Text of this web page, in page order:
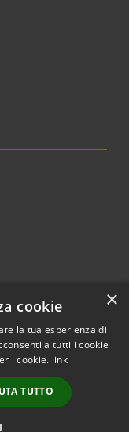
© 2026 • Comune di
Pietore • Powered by
•
Accesso
redazione
×
cookie
la tua esperienza di
a tutti i cookie
i cookie. link
TUTTO